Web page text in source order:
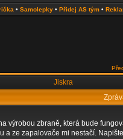
• Samolepky• Přidej AS tým•
Jiskra
výrobou zbraně, která bude
a ze zapalovače mi nestačí.